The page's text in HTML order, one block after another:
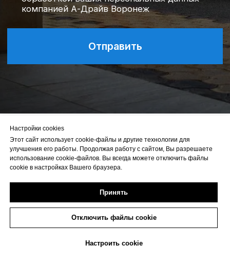
+7 (473) 233-20-06
Какие особенности у EVOLUTE i-
Настройки cookies
Этот сайт использует cookie-файлы и другие технологии для
улучшения его работы. Продолжая работу с сайтом, Вы разрешаете
использование cookie-файлов. Вы всегда можете отключить файлы
cookie в настройках Вашего браузера.
Принять
Отключить файлы cookie
Настроить cookie